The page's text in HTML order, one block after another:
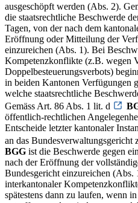
ausgeschöpft werden (Abs. 2).
die staatsrechtliche Beschwerde
Tagen, von der nach dem
Eröffnung oder Mitteilung der
einzureichen (Abs. 1). Bei
Kompetenzkonflikte (z.B. wegen
Doppelbesteuerungsverbots)
in beiden Kantonen Verfügungen
welche staatsrechtliche
Gemäss Art. 86 Abs. 1 lit. d
öffentlich-rechtlichen
Entscheide letzter kantonaler
an das Bundesverwaltungsgericht
BGG ist die Beschwerde gegen
nach der Eröffnung der
Bundesgericht einzureichen (Abs.
interkantonaler
spätestens dann zu laufen, wenn